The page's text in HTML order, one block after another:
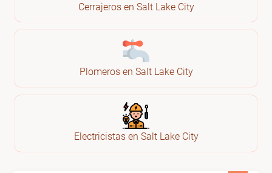
Cerrajeros en Salt Lake City
Plomeros en Salt Lake City
Electricistas en Salt Lake City